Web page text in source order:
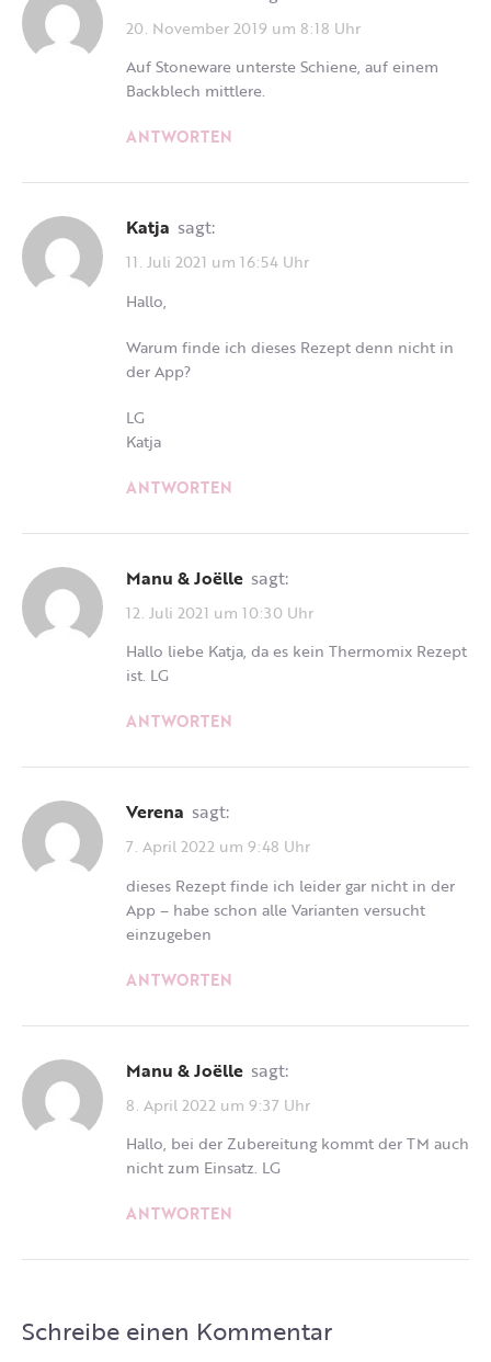
20. November 2019 um 8:18 Uhr
Auf Stoneware unterste Schiene, auf einem
Backblech mittlere.
ANTWORTEN
Katja sagt:
11. Juli 2021 um 16:54 Uhr
Hallo,
Warum finde ich dieses Rezept denn nicht in
der App?
LG
Katja
ANTWORTEN
Manu & Joëlle sagt:
12. Juli 2021 um 10:30 Uhr
Hallo liebe Katja, da es kein Thermomix Rezept
ist. LG
ANTWORTEN
Verena sagt:
7. April 2022 um 9:48 Uhr
dieses Rezept finde ich leider gar nicht in der
App – habe schon alle Varianten versucht
einzugeben
ANTWORTEN
Manu & Joëlle sagt:
8. April 2022 um 9:37 Uhr
Hallo, bei der Zubereitung kommt der TM auch
nicht zum Einsatz. LG
ANTWORTEN
Schreibe einen Kommentar